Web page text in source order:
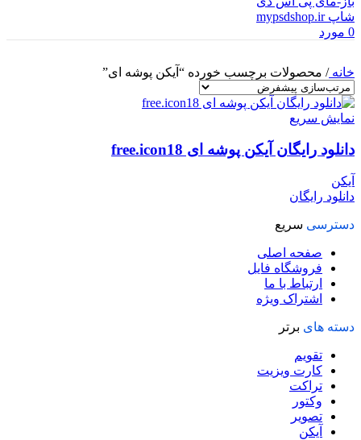
0 مورد
خانه/ محصولات برچسب خورده “آیکن پوشه ای”
نمایش سریع
دانلود رایگان آیکن پوشه ای free.icon18
آیکن
دانلود رایگان
دسترسی سریع
صفحه اصلی
فروشگاه فایل
ارتباط با ما
اشتراک ویژه
دسته های برتر
تقویم
کارت ویزیت
تراکت
وکتور
تصویر
آیکن